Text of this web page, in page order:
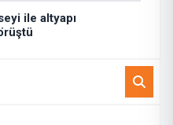
ile altyapı